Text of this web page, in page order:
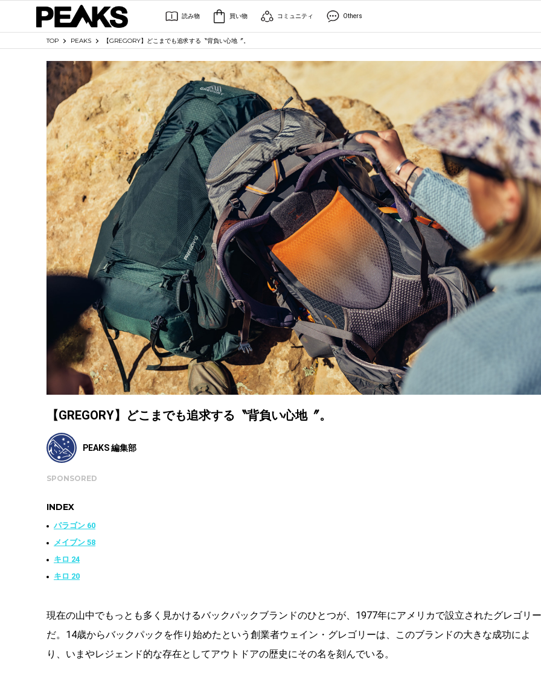
読み物 買い物 コミュニティ Others
TOP PEAKS 【GREGORY】どこまでも追求する〝背負い心地〞。
【GREGORY】どこまでも追求する〝背負い心地〞。
PEAKS 編集部
SPONSORED
INDEX
パラゴン 60
メイブン 58
キロ 24
キロ 20
現在の山中でもっとも多く見かけるバックパックブランドのひとつが、1977年にアメリカで設立されたグレゴリー
だ。14歳からバックパックを作り始めたという創業者ウェイン・グレゴリーは、このブランドの大きな成功によ
り、いまやレジェンド的な存在としてアウトドアの歴史にその名を刻んでいる。